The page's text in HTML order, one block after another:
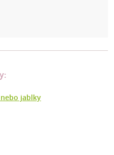
jablky